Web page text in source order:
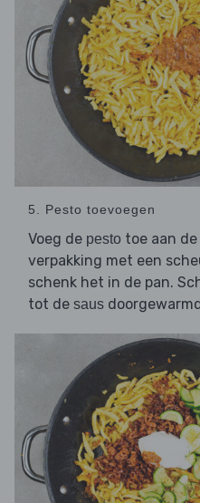
5. Pesto toevoegen
Voeg de pesto toe aan de
verpakking met een
schenk het in de pan.
tot de saus